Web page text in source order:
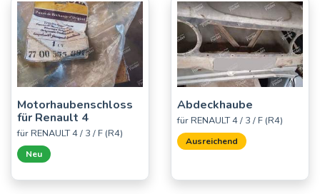
Motorhaubenschloss
für Renault 4
für RENAULT 4 / 3 / F (R4)
Neu
Abdeckhaube
für RENAULT 4 / 3 / F (R4)
Ausreichend